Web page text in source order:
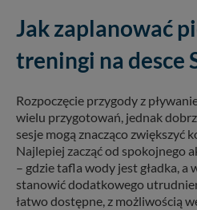
Jak zaplanować
treningi na desce
Rozpoczęcie przygody z
wielu przygotowań, jednak
sesje mogą znacząco zwiększyć
Najlepiej zacząć od spokojnego
– gdzie tafla wody jest gładka, a
stanowić dodatkowego
łatwo dostępne, z możliwością